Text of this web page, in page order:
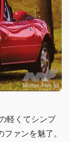
軽くてシンプ
ァンを魅了。